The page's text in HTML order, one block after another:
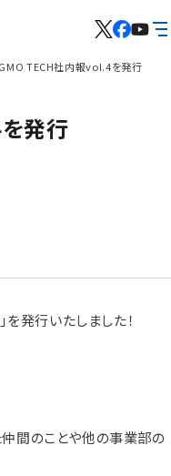
GMO TECH社内報vol.4を発行
発行
発行いたしました！
仲間のことや他の事業部の